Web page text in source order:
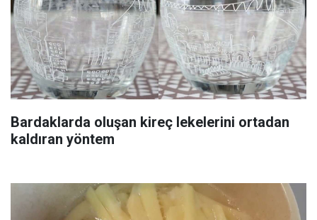
Bardaklarda oluşan kireç lekelerini ortadan
kaldıran yöntem